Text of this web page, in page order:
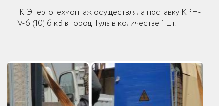
ГК Энерготехмонтаж осуществляла поставку КРН-
IV-6 (10) 6 кВ в город Тула в количестве 1 шт.